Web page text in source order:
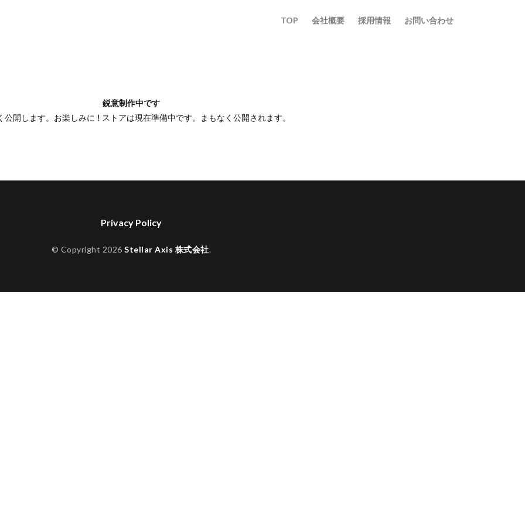
TOP 会社概要 採用情報 お問い合わせ
鋭意制作中です
公開します。お楽しみに ! ストアは現在準備中です。まもなく公開されます。
Privacy Policy
© Copyright 2026Stellar Axis 株式会社.